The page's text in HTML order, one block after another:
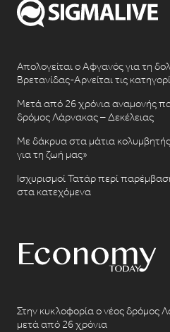
Απολογείται ο Αφγανός για τη
Βρετανίδας-Αρνείται τις
Μετά από 26 χρόνια αναμονής
δρόμος Λάρνακας – Δεκέλειας
Με δάκρυα στα μάτια κολυμβητής
για τη ζωή μας»
Ισχυρισμοί Τατάρ περί
στα κατεχόμενα
Στην κυκλοφορία ο νέος δρόμος
μετά από 26 χρόνια